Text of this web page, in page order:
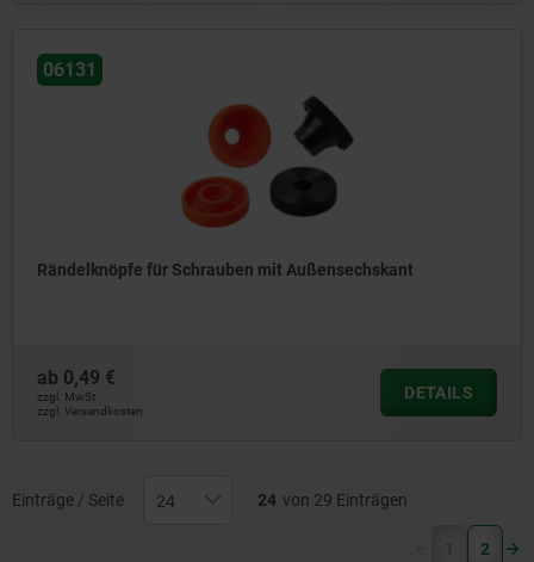
06131
Rändelknöpfe für Schrauben mit Außensechskant
ab 0,49 €
zzgl. MwSt.
zzgl. Versandkosten
DETAILS
Einträge / Seite 24 von 29 Einträgen
1 (current)
2